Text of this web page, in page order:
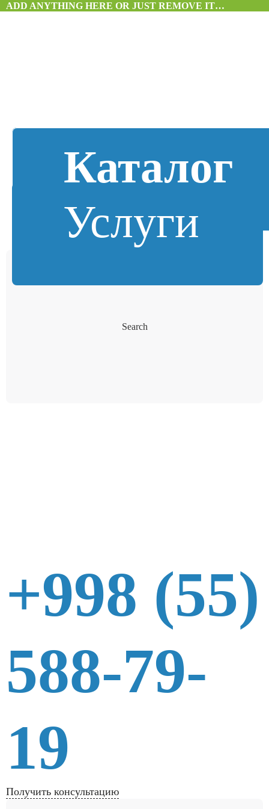
ADD ANYTHING HERE OR JUST REMOVE IT…
Каталог
Услуги
Search
+998 (55)
588-79-
19
Получить консультацию